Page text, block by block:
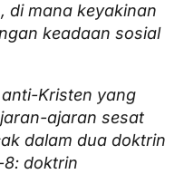
di mana keyakinan
keadaan sosial
Kristen yang
ajaran sesat
dalam dua doktrin
doktrin